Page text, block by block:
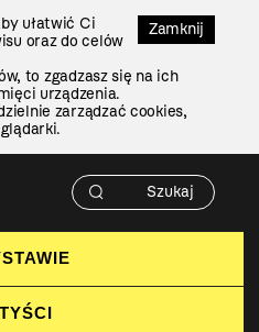
Zamknij
ułatwić Ci
oraz do celów
to zgadzasz się na ich
urządzenia.
zarządzać cookies,